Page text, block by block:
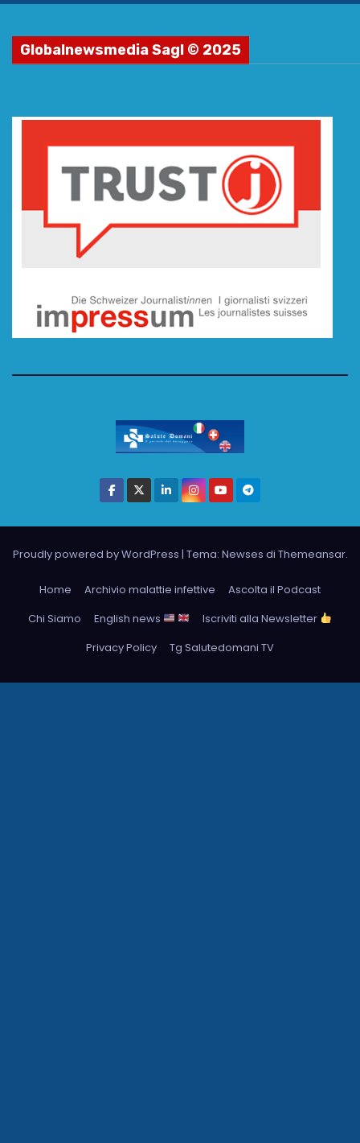
Globalnewsmedia Sagl © 2025
Proudly powered by WordPress | Tema: Newses di Themeansar.
Home Archivio malattie infettive
Ascolta il Podcast
Chi Siamo
English news
Iscriviti alla Newsletter
Privacy Policy
Tg Salutedomani TV